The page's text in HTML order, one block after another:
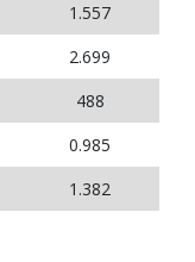
1.557
2.699
488
0.985
1.382